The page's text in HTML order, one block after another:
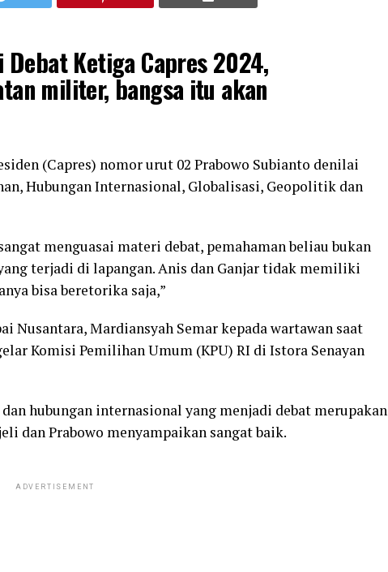
Ketiga Capres 2024,
militer, bangsa itu akan
(Capres) nomor urut 02 Prabowo Subianto denilai
Hubungan Internasional, Globalisasi, Geopolitik dan
menguasai materi debat, pemahaman beliau bukan
terjadi di lapangan. Anis dan Ganjar tidak memiliki
bisa beretorika saja,”
Nusantara, Mardiansyah Semar kepada wartawan saat
Komisi Pemilihan Umum (KPU) RI di Istora Senayan
hubungan internasional yang menjadi debat merupakan
dan Prabowo menyampaikan sangat baik.
ADVERTISEMENT